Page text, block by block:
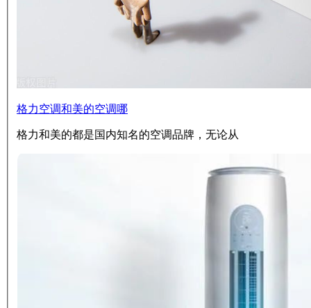
格力空调和美的空调哪
格力和美的都是国内知名的空调品牌，无论从